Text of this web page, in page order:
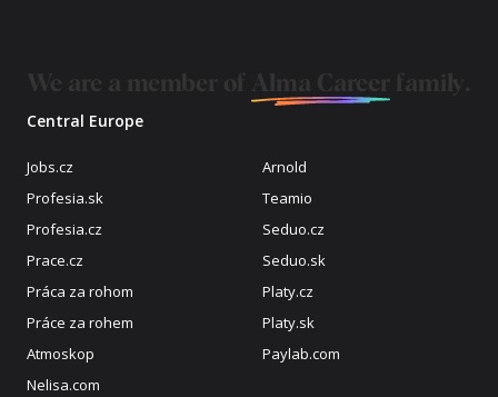
Central Europe
Jobs.cz
Profesia.sk
Profesia.cz
Prace.cz
Práca za rohom
Práce za rohem
Atmoskop
Nelisa.com
Arnold
Teamio
Seduo.cz
Seduo.sk
Platy.cz
Platy.sk
Paylab.com